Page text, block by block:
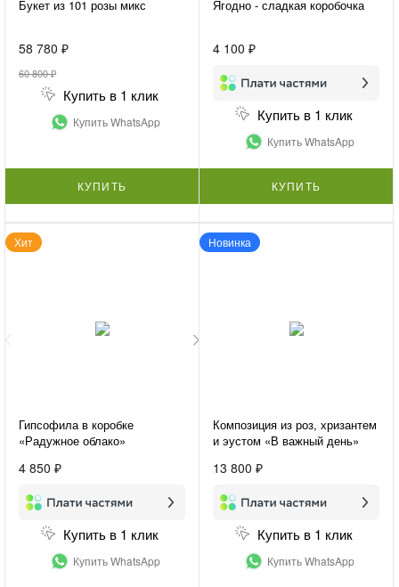
Букет из 101 розы микс
58 780 ₽
60 800 ₽
Купить в 1 клик
Купить WhatsApp
КУПИТЬ
Ягодно - сладкая коробочка
4 100 ₽
Купить в 1 клик
Купить WhatsApp
КУПИТЬ
Хит
Гипсофила в коробке
«Радужное облако»
4 850 ₽
Купить в 1 клик
Купить WhatsApp
Новинка
Композиция из роз, хризантем
и эустом «В важный день»
13 800 ₽
Купить в 1 клик
Купить WhatsApp